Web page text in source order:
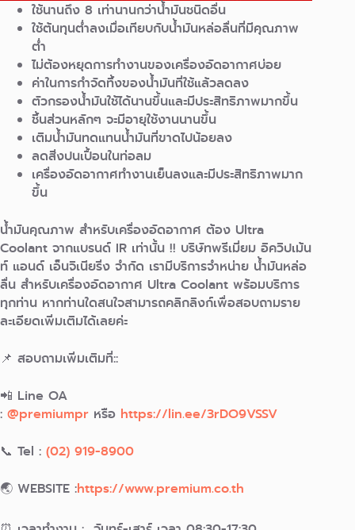
ใช้นานถึง 8 เท่านานกว่าน้ำมันชนิดอื่น
ใช้ต้นทุนต่ำลงเมื่อเทียบกับน้ำมันหล่อลื่นที่มีคุณภาพ
ต่ำ
ไม่ต้องหยุดการทำงานของเครื่องอัดอากาศบ่อย
ค่าในการกำจัดทิ้งของน้ำมันที่ใช้แล้วลดลง
ตัวกรองน้ำมันใช้ได้นานขึ้นและมีประสิทธิภาพมากขึ้น
ชิ้นส่วนหลักๆ จะมีอายุใช้งานนานขึ้น
เติมน้ำมันทดแทนน้ำมันที่ขาดไปน้อยลง
ลดสิ่งปนเปื้อนในท่อลม
เครื่องอัดอากาศทำงานเย็นลงและมีประสิทธิภาพมาก
ขึ้น
น้ำมันคุณภาพ สำหรับเครื่องอัดอากาศ ต้อง Ultra
Coolant จากแบรนด์ IR เท่านั้น !! บริษัทพรีเมี่ยม อิควิปเม้น
ท์ แอนด์ เอ็นจิเนียริ่ง จำกัด เรามีบริการจำหน่าย น้ำมันหล่อ
ลื่น สำหรับเครื่องอัดอากาศ Ultra Coolant พร้อมบริการ
ทุกท่าน หากท่านใดสนใจสามารถคลิกลิงก์เพื่อสอบถามราย
ละเอียดเพิ่มเติมได้เลยค่ะ
📌 สอบถามเพิ่มเติมที่::
📲 Line OA
: @premiumpr หรือ https://lin.ee/3rDO9VSSV
📞 Tel : (02) 919-8900
🌏 WEBSITE :https://www.premium.co.th